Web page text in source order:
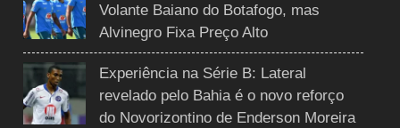
Volante Baiano do Botafogo, mas
Alvinegro Fixa Preço Alto
Experiência na Série B: Lateral
revelado pelo Bahia é o novo reforço
do Novorizontino de Enderson Moreira